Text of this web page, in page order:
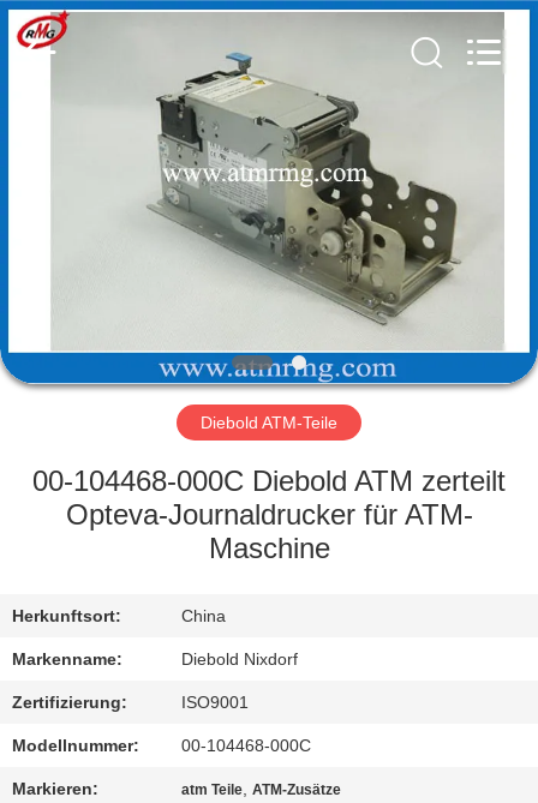
PRODUKTE
UNS
WERKSBESICHTIGUNG
QUALITÄTSKONTROLLE
MIT
UNS
NEUIGKEITEN
Guang
Science
And
Technology
Diebold ATM-Teile
00-104468-000C Diebold ATM zerteilt
Opteva-Journaldrucker für ATM-
Maschine
Herkunftsort: China
Markenname: Diebold Nixdorf
Zertifizierung: ISO9001
Modellnummer: 00-104468-000C
Markieren: atm Teile,ATM-Zusätze